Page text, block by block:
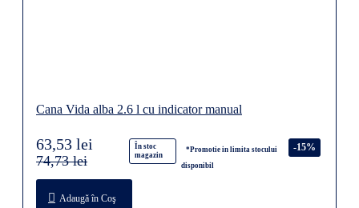
Cana Vida alba 2.6 l cu indicator manual
În stoc
magazin
*Promotie in limita stocului
disponibil
-15%
63,53 lei
74,73 lei
Adaugă în Coş